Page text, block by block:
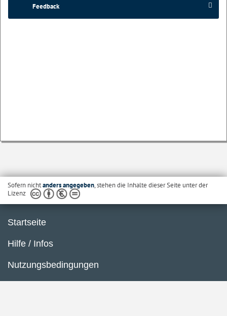
Feedback
Sofern nichtanders angegeben, stehen die Inhalte dieser Seite unter der
Lizenz
Startseite
Hilfe / Infos
Nutzungsbedingungen